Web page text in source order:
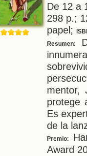
De 12 a
298 p.;
papel;
Resumen:
mentor,
protege
Es
de la
Premio:
Award